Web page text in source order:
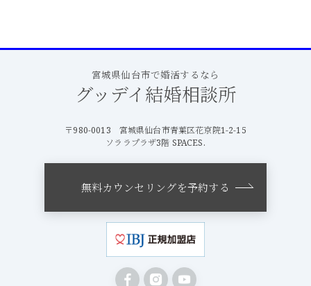
宮城県仙台市で婚活するなら
グッデイ結婚相談所
〒980-0013 宮城県仙台市青葉区花京院1-2-15
ソララプラザ3階 SPACES.
無料カウンセリングを予約する